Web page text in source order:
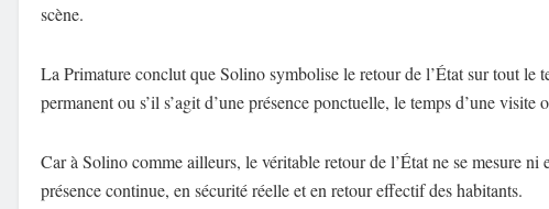
scène.
La Primature conclut que Solino symbolise le retour de l’État sur tout le
permanent ou s’il s’agit d’une présence ponctuelle, le temps d’une
Car à Solino comme ailleurs, le véritable retour de l’État ne se mesure
présence continue, en sécurité réelle et en retour effectif des habitants.